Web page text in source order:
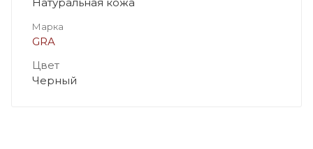
Марка
GRA
Цвет
Черный